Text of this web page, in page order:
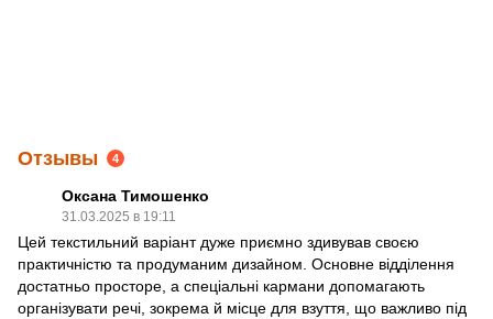
Отзывы 4
Оксана Тимошенко
31.03.2025 в 19:11
Цей текстильний варіант дуже приємно здивував своєю
практичністю та продуманим дизайном. Основне відділення
достатньо просторе, а спеціальні кармани допомагають
організувати речі, зокрема й місце для взуття, що важливо під